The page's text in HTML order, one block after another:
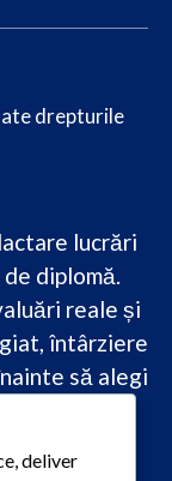
drepturile
lucrări
diplomă.
reale și
întârziere
să alegi
deliver